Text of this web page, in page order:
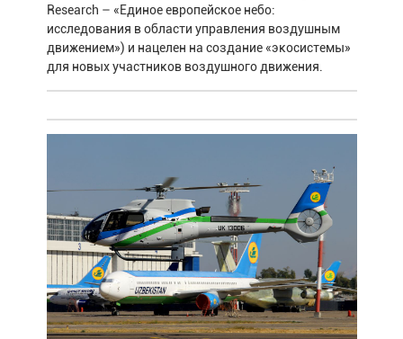
Research – «Единое европейское небо:
исследования в области управления воздушным
движением») и нацелен на создание «экосистемы»
для новых участников воздушного движения.